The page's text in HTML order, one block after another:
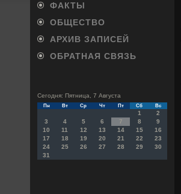
ФАКТЫ
ОБЩЕСТВО
АРХИВ ЗАПИСЕЙ
ОБРАТНАЯ СВЯЗЬ
Сегодня: Пятница, 7 Августа
Пн Вт Ср Чт Пт Сб Вс
1
2
3
4 5 6 7 8
9
10
11 12 13 14 15
16
17
18 19 20 21 22
23
24
25 26 27 28 29
30
31